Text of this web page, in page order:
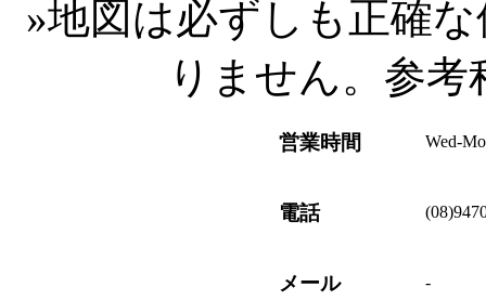
»地図は必ずしも正確
りません。参
営業時間 Wed-
電話
メール -